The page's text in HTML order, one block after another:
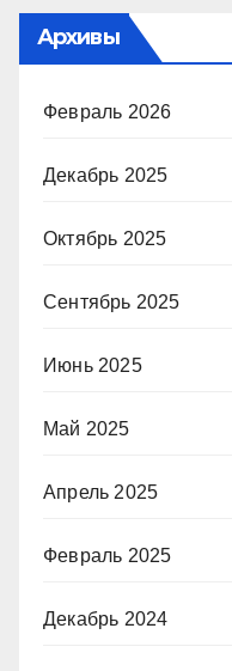
Архивы
Февраль 2026
Декабрь 2025
Октябрь 2025
Сентябрь 2025
Июнь 2025
Май 2025
Апрель 2025
Февраль 2025
Декабрь 2024